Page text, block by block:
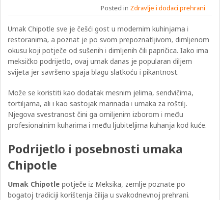
Posted in Zdravlje i dodaci prehrani
Umak Chipotle sve je češći gost u modernim kuhinjama i
restoranima, a poznat je po svom prepoznatljivom, dimljenom
okusu koji potječe od sušenih i dimljenih čili papričica. Iako ima
meksičko podrijetlo, ovaj umak danas je popularan diljem
svijeta jer savršeno spaja blagu slatkoću i pikantnost.
Može se koristiti kao dodatak mesnim jelima, sendvičima,
tortiljama, ali i kao sastojak marinada i umaka za roštilj.
Njegova svestranost čini ga omiljenim izborom i među
profesionalnim kuharima i među ljubiteljima kuhanja kod kuće.
Podrijetlo i posebnosti umaka
Chipotle
Umak Chipotle potječe iz Meksika, zemlje poznate po
bogatoj tradiciji korištenja čilija u svakodnevnoj prehrani.